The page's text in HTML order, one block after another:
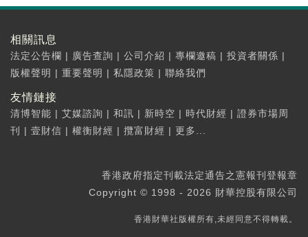
相關訊息
法定公告欄 | 廣告查詢 | 公司介紹 | 專欄邀稿 | 投資者關係 |
版權聲明 | 重要聲明 | 私隱政策 | 聯絡我們
友情鏈接
清博智能 | 艾媒諮詢 | 和訊 | 新時空 | 時代財經 | 證券市場周
刊
| 壹財信 | 權衡財經 | 攬富財經 | 更多...
香港政府指定刊載法定通告之憲報刊登報章
Copyright © 1998 - 2026 財華控股有限公司
香港財華社版權所有,未經同意不得轉載。